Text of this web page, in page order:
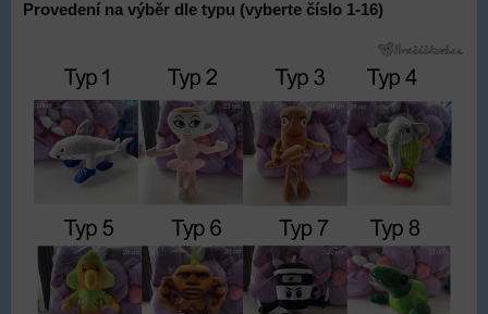
Provedení na výběr dle typu (vyberte číslo 1-16)